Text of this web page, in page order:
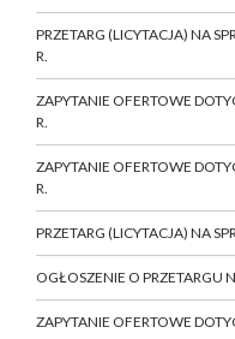
PRZETARG (LICYTACJA) NA
R.
ZAPYTANIE OFERTOWE
R.
ZAPYTANIE OFERTOWE
R.
PRZETARG (LICYTACJA) NA
OGŁOSZENIE O PRZETARGU
ZAPYTANIE OFERTOWE